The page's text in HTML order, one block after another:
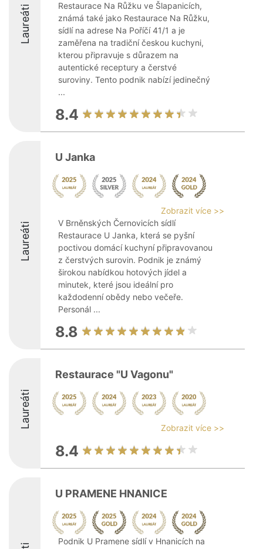
Laureáti
Restaurace Na Růžku ve Šlapanicích,
známá také jako Restaurace Na Růžku,
sídlí na adrese Na Poříčí 41/1 a je
zaměřena na tradiční českou kuchyni,
kterou připravuje s důrazem na
autentické receptury a čerstvé
suroviny. Tento podnik nabízí jedinečný
...
8.4
Laureáti
U Janka
Zobrazit více >>
V Brněnských Černovicích sídlí
Restaurace U Janka, která se pyšní
poctivou domácí kuchyní připravovanou
z čerstvých surovin. Podnik je známý
širokou nabídkou hotových jídel a
minutek, které jsou ideální pro
každodenní obědy nebo večeře.
Personál ...
8.8
Laureáti
Restaurace "U Vagonu"
Zobrazit více >>
8.4
U PRAMENE HNANICE
Podnik U Pramene sídlí v Hnanicích na